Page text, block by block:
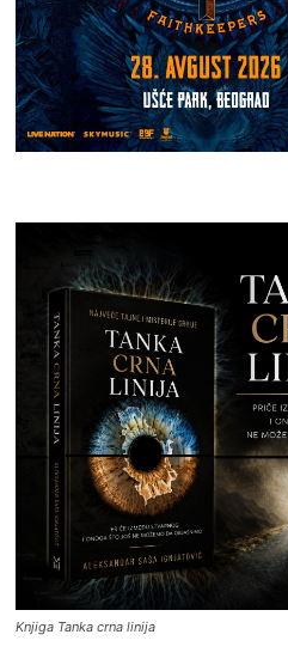
Knjiga Tanka crna linija